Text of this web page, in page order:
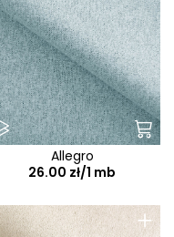
Allegro
26.00 zł/1 mb
+